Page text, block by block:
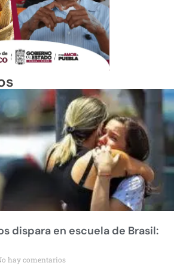
dispara en escuela de Brasil:
hay comentarios